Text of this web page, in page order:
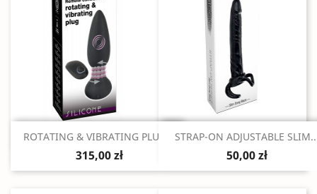
Szybki podgląd
ROTATING & VIBRATING PLUG...
315,00 zł
Szybki podgląd
STRAP-ON ADJUSTABLE
50,00 zł